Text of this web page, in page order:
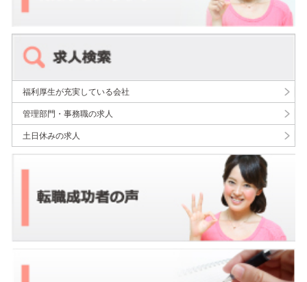
福利厚生が充実している会社
管理部門・事務職の求人
土日休みの求人